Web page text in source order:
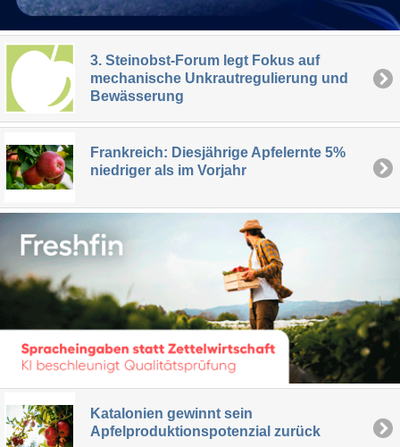
3. Steinobst-Forum legt Fokus auf
mechanische Unkrautregulierung und
Bewässerung
Frankreich: Diesjährige Apfelernte 5%
niedriger als im Vorjahr
Katalonien gewinnt sein
Apfelproduktionspotenzial zurück